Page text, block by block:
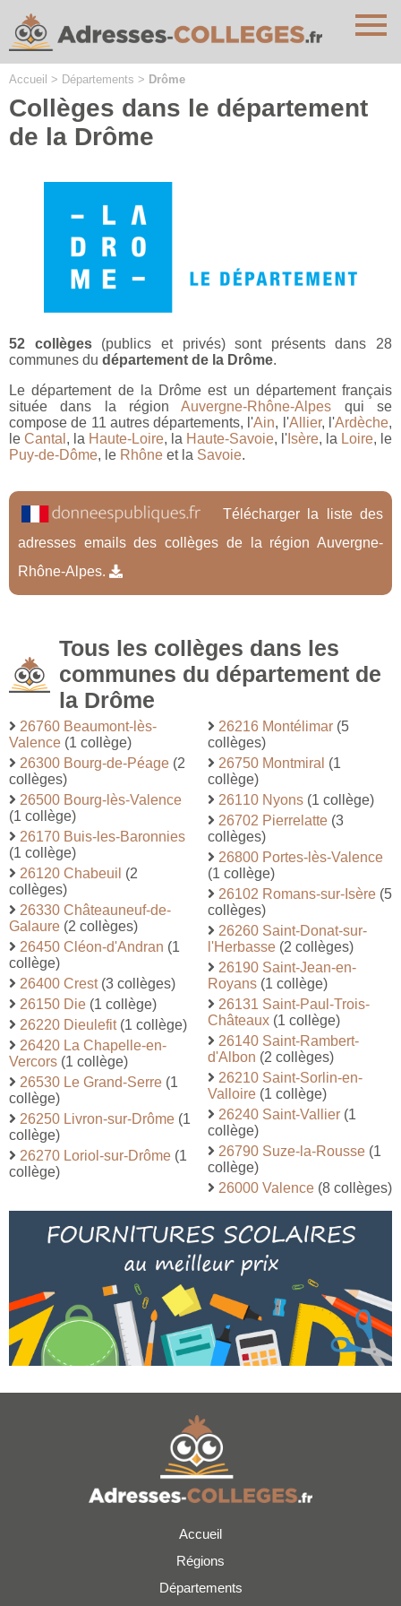
Accueil > Départements > Drôme
Collèges dans le département
de la Drôme
52 collèges(publics et privés) sont présents dans 28
communes du département de la Drôme.
Le département de la Drôme est un département français
située dans la régionAuvergne-Rhône-Alpes qui se
compose de 11 autres départements, l'Ain, l'Allier, l'Ardèche,
le Cantal , la Haute-Loire, la Haute-Savoie, l' Isère, la Loire, le
Puy-de-Dôme, le Rhône et la Savoie.
Télécharger la liste des
adresses emails des collèges de la région Auvergne-
Rhône-Alpes.
Tous les collèges dans les
communes du département de
la Drôme
26760 Beaumont-lès-
Valence (1 collège)
26300 Bourg-de-Péage (2
collèges)
26500 Bourg-lès-Valence
(1 collège)
26170 Buis-les-Baronnies
(1 collège)
26120 Chabeuil (2
collèges)
26330 Châteauneuf-de-
Galaure (2 collèges)
26450 Cléon-d'Andran (1
collège)
26400 Crest(3 collèges)
26150 Die (1 collège)
26220 Dieulefit(1 collège)
26420 La Chapelle-en-
Vercors (1 collège)
26530 Le Grand-Serre (1
collège)
26250 Livron-sur-Drôme (1
collège)
26270 Loriol-sur-Drôme (1
collège)
26216 Montélimar (5
collèges)
26750 Montmiral (1
collège)
26110 Nyons (1 collège)
26702 Pierrelatte (3
collèges)
26800 Portes-lès-Valence
(1 collège)
26102 Romans-sur-Isère (5
collèges)
26260 Saint-Donat-sur-
l'Herbasse (2 collèges)
26190 Saint-Jean-en-
Royans (1 collège)
26131 Saint-Paul-Trois-
Châteaux (1 collège)
26140 Saint-Rambert-
d'Albon (2 collèges)
26210 Saint-Sorlin-en-
Valloire (1 collège)
26240 Saint-Vallier (1
collège)
26790 Suze-la-Rousse (1
collège)
26000 Valence (8 collèges)
Accueil
Régions
Départements